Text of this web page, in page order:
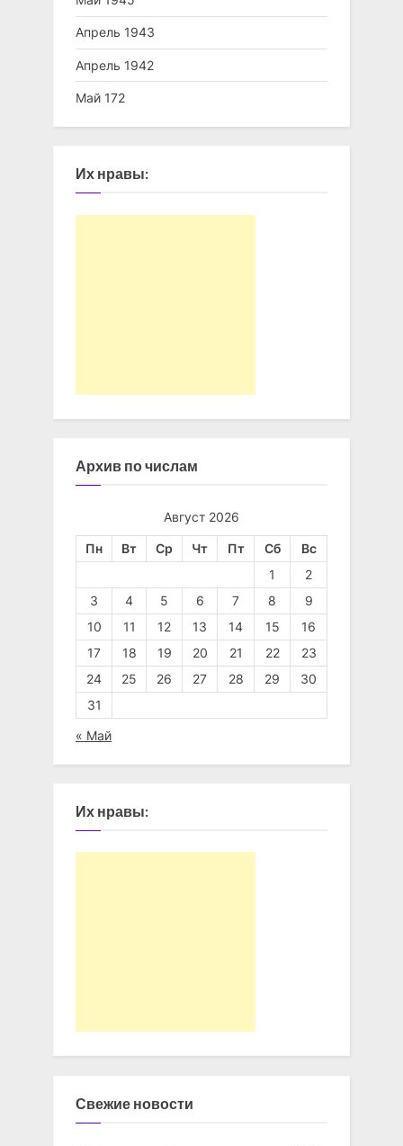
Апрель 1943
Апрель 1942
Май 172
Их нравы:
Архив по числам
Август 2026
Пн Вт Ср Чт Пт Сб
Вс
1
2
3
4 5 6 7 8
9
10
11 12 13 14 15
16
17
18 19 20 21 22
23
24
25 26 27 28 29
30
31
« Май
Их нравы:
Свежие новости